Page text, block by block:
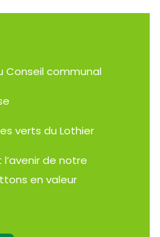
Conseil communal
verts du Lothier
de notre
en valeur